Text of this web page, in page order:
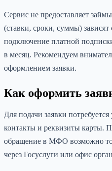
Сервис не предоставляет
(ставки, сроки, суммы)
подключение платной
в месяц. Рекомендуем
оформлением заявки.
Как оформить
Для подачи заявки
контакты и реквизиты карты.
обращение в МФО возможно
через Госуслуги или офис